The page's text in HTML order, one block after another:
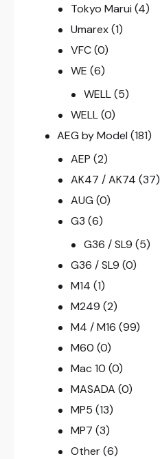
Tokyo Marui (4)
Umarex (1)
VFC (0)
WE (6)
WELL (5)
WELL (0)
AEG by Model (181)
AEP (2)
AK47 / AK74 (37)
AUG (0)
G3 (6)
G36 / SL9 (5)
G36 / SL9 (0)
M14 (1)
M249 (2)
M4 / M16 (99)
M60 (0)
Mac 10 (0)
MASADA (0)
MP5 (13)
MP7 (3)
Other (6)